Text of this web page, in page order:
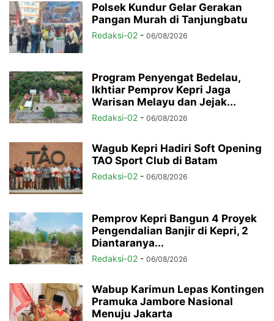
Polsek Kundur Gelar Gerakan
Pangan Murah di Tanjungbatu
Redaksi-02 - 06/08/2026
Program Penyengat Bedelau,
Ikhtiar Pemprov Kepri Jaga
Warisan Melayu dan Jejak...
Redaksi-02 - 06/08/2026
Wagub Kepri Hadiri Soft Opening
TAO Sport Club di Batam
Redaksi-02 - 06/08/2026
Pemprov Kepri Bangun 4 Proyek
Pengendalian Banjir di Kepri, 2
Diantaranya...
Redaksi-02 - 06/08/2026
Wabup Karimun Lepas Kontingen
Pramuka Jambore Nasional
Menuju Jakarta